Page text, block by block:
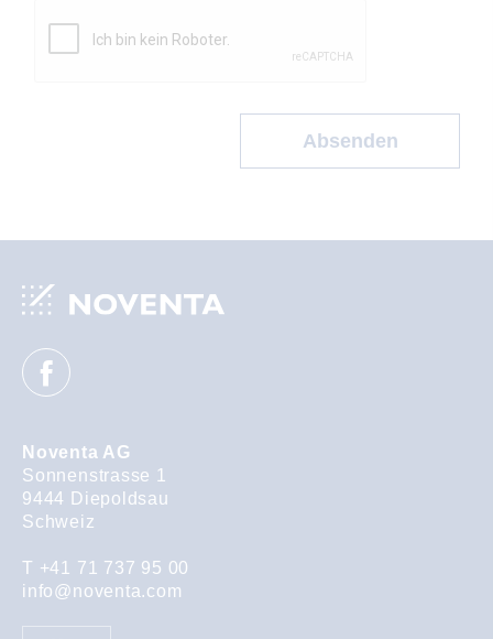
Absenden
Noventa AG
Sonnenstrasse 1
9444 Diepoldsau
Schweiz
T +41 71 737 95 00
info@noventa.com